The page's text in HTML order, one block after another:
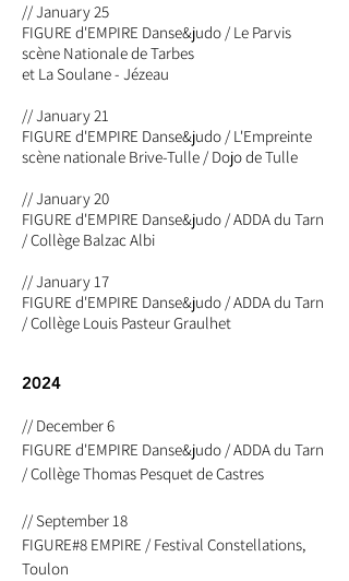
// January 25
FIGURE d'EMPIRE Danse&judo / Le Parvis
scène Nationale de Tarbes
et La Soulane - Jézeau
// January 21
FIGURE d'EMPIRE Danse&judo / L'Empreinte
scène nationale Brive-Tulle / Dojo de Tulle
// January 20
FIGURE d'EMPIRE Danse&judo / ADDA du Tarn
/ Collège Balzac Albi
// January 17
FIGURE d'EMPIRE Danse&judo / ADDA du Tarn
/ Collège Louis Pasteur Graulhet
2024
// December 6
FIGURE d'EMPIRE Danse&judo / ADDA du Tarn
/ Collège Thomas Pesquet de Castres
// September 18
FIGURE#8 EMPIRE / Festival Constellations,
Toulon